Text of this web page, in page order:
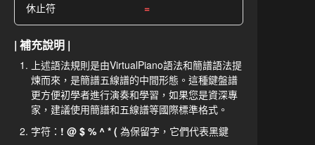
休止符 =
| 補充說明 |
上述語法規則是由VirtualPiano語法和簡譜語法提
煉而來，是簡譜五線譜的中間形態。這種鍵盤譜
更方便初學者進行演奏和學習，如果您是資深專
家，建議使用簡譜和五線譜等國際標準格式。
字符： ! @ $ % ^ * (為保留字，它們代表黑鍵